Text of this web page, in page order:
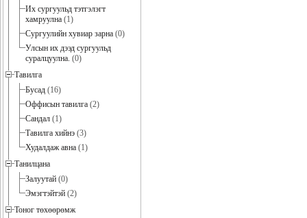
Их сургуульд тэтгэлэгт
хамруулна (1)
Сургуулийн хувиар зарна (0)
Улсын их дээд сургуульд
суралцуулна. (0)
Тавилга
Бусад (16)
Оффисын тавилга (2)
Сандал (1)
Тавилга хийнэ (3)
Худалдаж авна (1)
Танилцана
Залуутай (0)
Эмэгтэйтэй (2)
Тоног төхөөрөмж